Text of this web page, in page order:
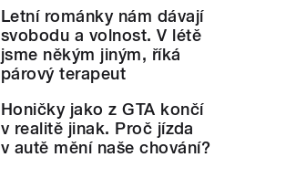
Letní románky nám dávají
svobodu a volnost. V létě
jsme někým jiným, říká
párový terapeut
Honičky jako z GTA končí
v realitě jinak. Proč jízda
v autě mění naše chování?